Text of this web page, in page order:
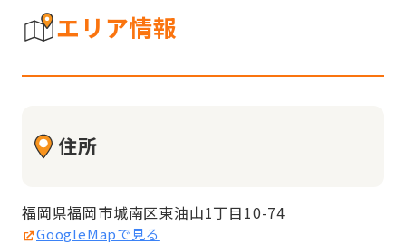
エリア情報
住所
福岡県福岡市城南区東油山1丁目10-74
GoogleMapで見る